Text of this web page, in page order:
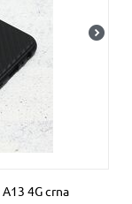
4G crna